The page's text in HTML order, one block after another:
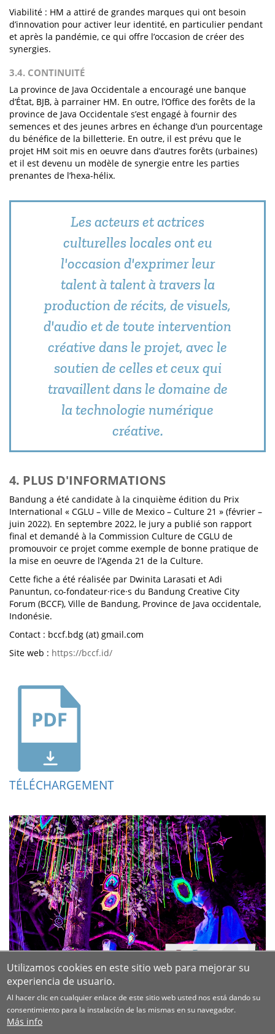
Viabilité : HM a attiré de grandes marques qui ont besoin
d’innovation pour activer leur identité, en particulier pendant
et après la pandémie, ce qui offre l’occasion de créer des
synergies.
3.4. CONTINUITÉ
La province de Java Occidentale a encouragé une banque
d’État, BJB, à parrainer HM. En outre, l’Office des forêts de la
province de Java Occidentale s’est engagé à fournir des
semences et des jeunes arbres en échange d’un pourcentage
du bénéfice de la billetterie. En outre, il est prévu que le
projet HM soit mis en oeuvre dans d’autres forêts (urbaines)
et il est devenu un modèle de synergie entre les parties
prenantes de l’hexa-hélix.
Les acteurs et actrices
culturelles locales ont eu
l'occasion d'exprimer leur
talent à talent à travers la
production de récits, de visuels,
d'audio et de toute intervention
créative dans le projet, avec le
soutien de celles et ceux qui
travaillent dans le domaine de
la technologie numérique
créative.
4. PLUS D'INFORMATIONS
Bandung a été candidate à la cinquième édition du Prix
International « CGLU – Ville de Mexico – Culture 21 » (février –
juin 2022). En septembre 2022, le jury a publié son rapport
final et demandé à la Commission Culture de CGLU de
promouvoir ce projet comme exemple de bonne pratique de
la mise en oeuvre de l’Agenda 21 de la Culture.
Cette fiche a été réalisée par Dwinita Larasati et Adi
Panuntun, co-fondateur·rice·s du Bandung Creative City
Forum (BCCF), Ville de Bandung, Province de Java occidentale,
Indonésie.
Contact : bccf.bdg (at) gmail.com
Site web : https://bccf.id/
TÉLÉCHARGEMENT
Utilizamos cookies en este sitio web para mejorar su
experiencia de usuario.
Al hacer clic en cualquier enlace de este sitio web usted nos está dando su
consentimiento para la instalación de las mismas en su navegador.
Más info